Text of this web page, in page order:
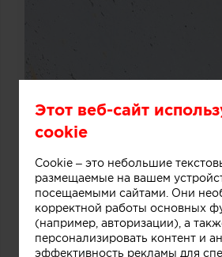
Этот веб-сайт
cookie
Cookie – это небольшие
размещаемые на вашем
посещаемыми сайтами. Они
корректной работы основных
(например, авторизации), а
персонализировать контент и
эффективность рекламы для